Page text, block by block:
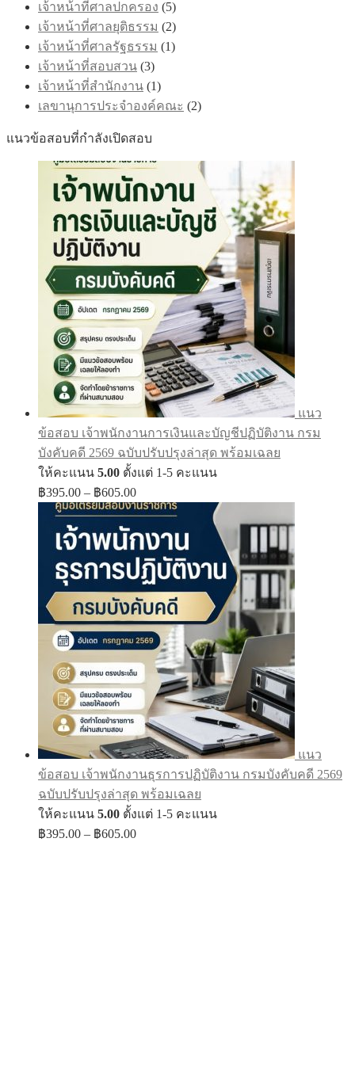
เจ้าหน้าที่ศาลปกครอง (5)
เจ้าหน้าที่ศาลยุติธรรม (2)
เจ้าหน้าที่ศาลรัฐธรรม (1)
เจ้าหน้าที่สอบสวน (3)
เจ้าหน้าที่สำนักงาน (1)
เลขานุการประจำองค์คณะ (2)
แนวข้อสอบที่กำลังเปิดสอบ
แนว
ข้อสอบ เจ้าพนักงานการเงินและบัญชีปฏิบัติงาน กรม
บังคับคดี 2569 ฉบับปรับปรุงล่าสุด พร้อมเฉลย
ให้คะแนน 5.00 ตั้งแต่ 1-5 คะแนน
฿395.00 – ฿605.00Price
range:
฿395.00
through
฿605.00
แนว
ข้อสอบ เจ้าพนักงานธุรการปฏิบัติงาน กรมบังคับคดี 2569
ฉบับปรับปรุงล่าสุด พร้อมเฉลย
ให้คะแนน 5.00 ตั้งแต่ 1-5 คะแนน
฿395.00 – ฿605.00Price